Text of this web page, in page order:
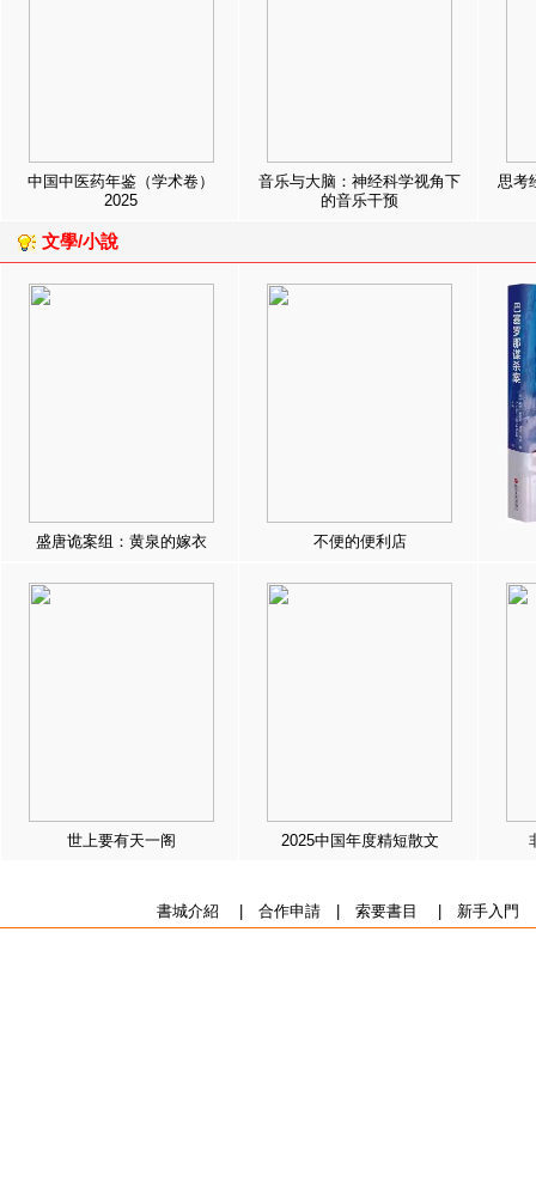
中国中医药年鉴（学术卷）
2025
音乐与大脑：神经科学视角下
的音乐干预
思考
文學/小說
盛唐诡案组：黄泉的嫁衣 不便的便利店
世上要有天一阁 2025中国年度精短散文
書城介紹 合作申請| 索要書目 新手入門